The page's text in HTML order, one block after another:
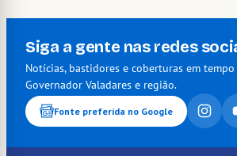
Siga a gente nas redes
Notícias, bastidores e coberturas em
Governador Valadares e região.
Fonte preferida no Google